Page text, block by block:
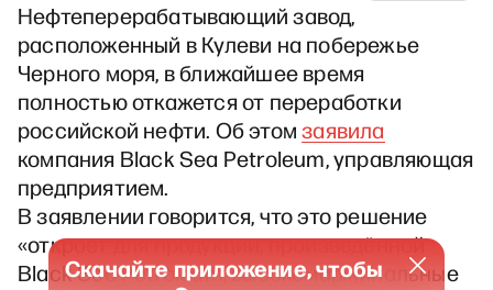
Нефтеперерабатывающий завод,
расположенный в Кулеви на побережье
Черного моря, в ближайшее время
полностью откажется от переработки
российской нефти. Об этомзаявила
компания Black Sea Petroleum, управляющая
предприятием.
В заявлении говорится, что это решение
«откроет для продукции, произведённой
Black Sea Petroleum, высокомаржинальные
Скачайте приложение, чтобы